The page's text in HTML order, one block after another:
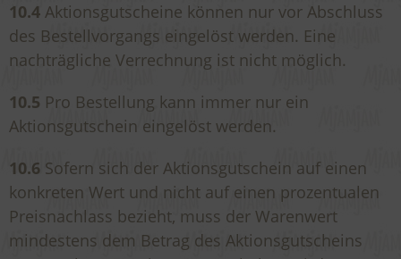
10.4 Aktionsgutscheine können nur vor Abschluss
des Bestellvorgangs eingelöst werden. Eine
nachträgliche Verrechnung ist nicht möglich.
10.5 Pro Bestellung kann immer nur ein
Aktionsgutschein eingelöst werden.
10.6 Sofern sich der Aktionsgutschein auf einen
konkreten Wert und nicht auf einen prozentualen
Preisnachlass bezieht, muss der Warenwert
mindestens dem Betrag des Aktionsgutscheins